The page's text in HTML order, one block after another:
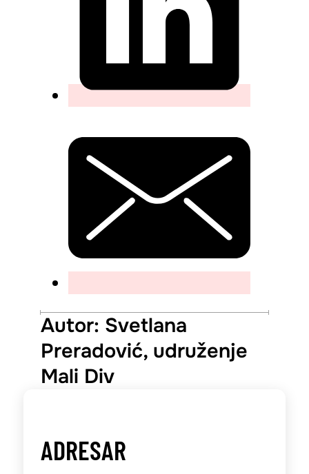
Autor: Svetlana
Preradović, udruženje
Mali Div
ADRESAR